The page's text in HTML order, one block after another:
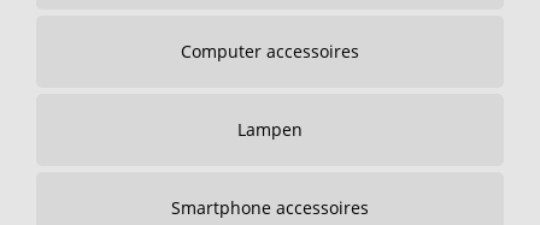
Computer accessoires
Lampen
Smartphone accessoires